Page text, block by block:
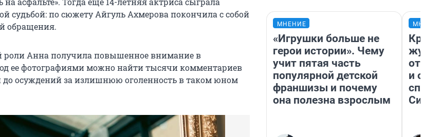
судьбой: по сюжету Айгуль Ахмерова покончила с собой
обращения.
роли Анна получила повышенное внимание в
ее фотографиями можно найти тысячи комментариев
до осуждений за излишнюю оголенность в таком юном
МНЕНИЕ
«Игрушки больше не
герои истории». Чему
учит пятая часть
популярной детской
франшизы и почему
она полезна взрослым
и